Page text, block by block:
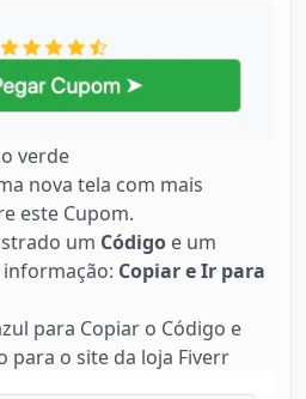
verde
nova tela com mais
este Cupom.
um Código e um
Copiar e Ir para
para Copiar o Código e
para o site da loja Fiverr